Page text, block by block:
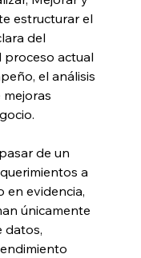
estructurar el
del
actual
el análisis
mejoras
de un
a
en evidencia,
únicamente
datos,